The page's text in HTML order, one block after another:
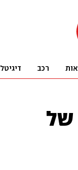
רכב דיגיטל
של